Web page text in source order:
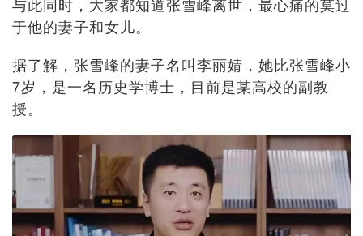
于他的妻子和女儿。
据了解，张雪峰的妻子名叫李丽婧，她比张雪峰小
7岁，是一名历史学博士，目前是某高校的副教
授。